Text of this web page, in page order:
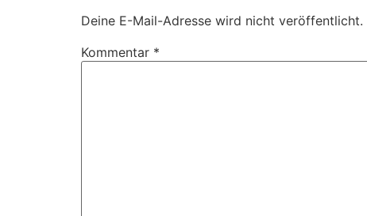
Deine E-Mail-Adresse wird nicht veröffentlicht.
Kommentar *